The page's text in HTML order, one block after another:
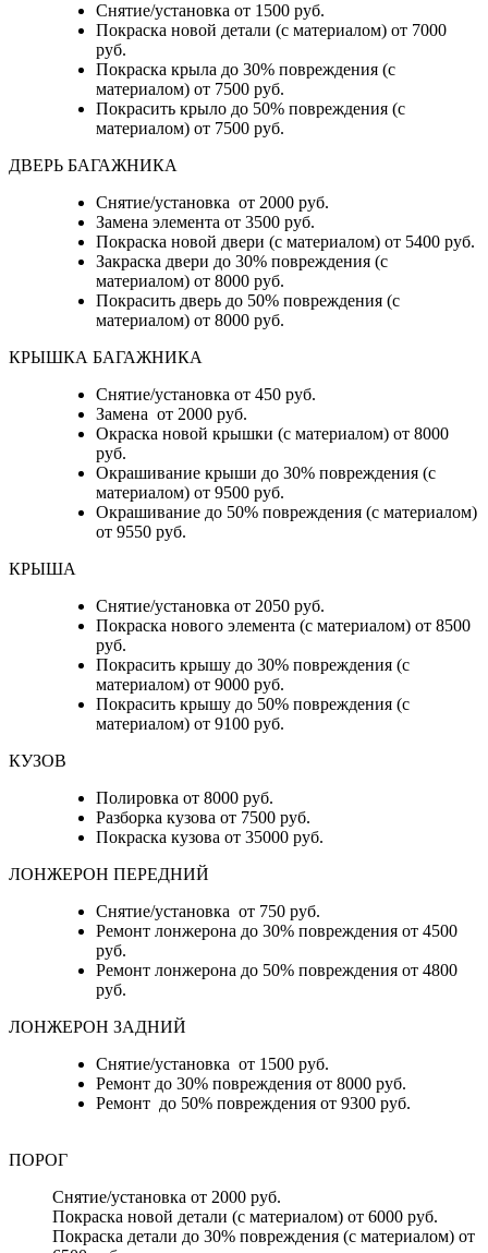
Снятие/установка от 1500 руб.
Покраска новой детали (с материалом) от 7000
руб.
Покраска крыла до 30% повреждения (с
материалом) от 7500 руб.
Покрасить крыло до 50% повреждения (с
материалом) от 7500 руб.
ДВЕРЬ БАГАЖНИКА
Снятие/установка от 2000 руб.
Замена элемента от 3500 руб.
Покраска новой двери (с материалом) от 5400 руб.
Закраска двери до 30% повреждения (с
материалом) от 8000 руб.
Покрасить дверь до 50% повреждения (с
материалом) от 8000 руб.
КРЫШКА БАГАЖНИКА
Снятие/установка от 450 руб.
Замена от 2000 руб.
Окраска новой крышки (с материалом) от 8000
руб.
Окрашивание крыши до 30% повреждения (с
материалом) от 9500 руб.
Окрашивание до 50% повреждения (с материалом)
от 9550 руб.
КРЫША
Снятие/установка от 2050 руб.
Покраска нового элемента (с материалом) от 8500
руб.
Покрасить крышу до 30% повреждения (с
материалом) от 9000 руб.
Покрасить крышу до 50% повреждения (с
материалом) от 9100 руб.
КУЗОВ
Полировка от 8000 руб.
Разборка кузова от 7500 руб.
Покраска кузова от 35000 руб.
ЛОНЖЕРОН ПЕРЕДНИЙ
Снятие/установка от 750 руб.
Ремонт лонжерона до 30% повреждения от 4500
руб.
Ремонт лонжерона до 50% повреждения от 4800
руб.
ЛОНЖЕРОН ЗАДНИЙ
Снятие/установка от 1500 руб.
Ремонт до 30% повреждения от 8000 руб.
Ремонт до 50% повреждения от 9300 руб.
ПОРОГ
Снятие/установка от 2000 руб.
Покраска новой детали (с материалом) от 6000 руб.
Покраска детали до 30% повреждения (с материалом) от